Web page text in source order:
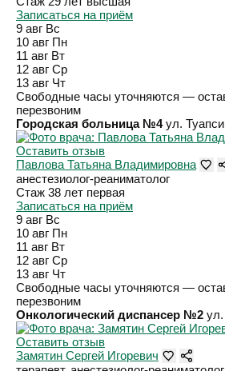
Записаться на приём
9 авг Вс
10 авг Пн
11 авг Вт
12 авг Ср
13 авг Чт
Свободные часы уточняются —
перезвоним
Городская больница №4 ул.
Оставить отзыв
Павлова Татьяна Владимировна
анестезиолог-реаниматолог
Стаж 38 лет первая
Записаться на приём
9 авг Вс
10 авг Пн
11 авг Вт
12 авг Ср
13 авг Чт
Свободные часы уточняются —
перезвоним
Онкологический диспансер №2
Оставить отзыв
Замятин Сергей Игоревич